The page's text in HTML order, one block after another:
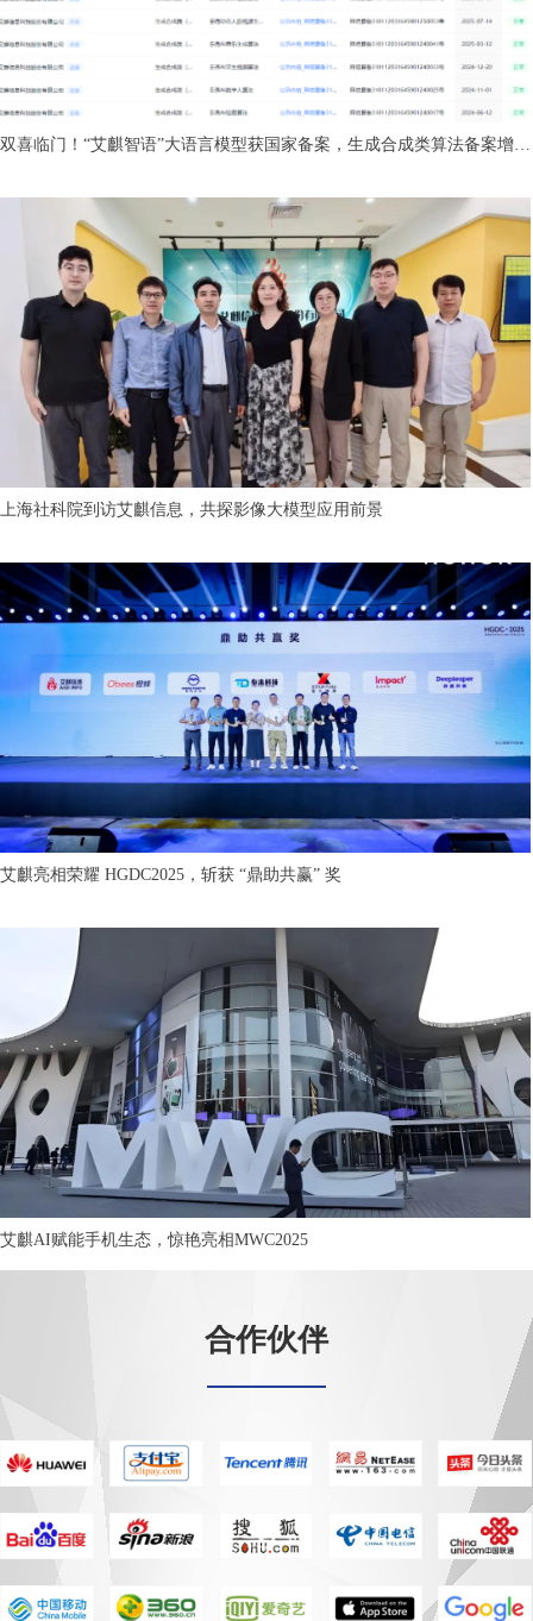
双喜临门！“艾麒智语”大语言模型获国家备案，生成合成类算法备案增至
上海社科院到访艾麒信息，共探影像大模型应用前景
艾麒亮相荣耀 HGDC2025，斩获 “鼎助共赢” 奖
艾麒AI赋能手机生态，惊艳亮相MWC2025
合作伙伴